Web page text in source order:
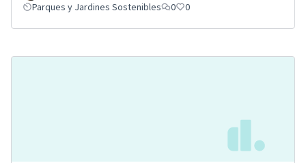
Parques y Jardines Sostenibles
0 0